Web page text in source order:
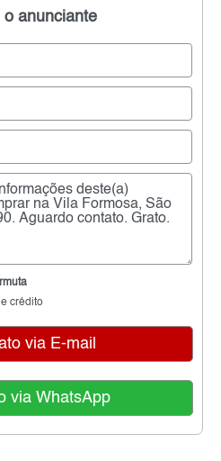
o anunciante
crédito
via E-mail
via WhatsApp